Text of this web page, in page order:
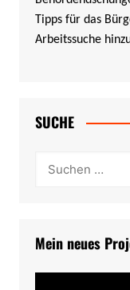
Tipps für das
Arbeitssuche
SUCHE
Mein neues